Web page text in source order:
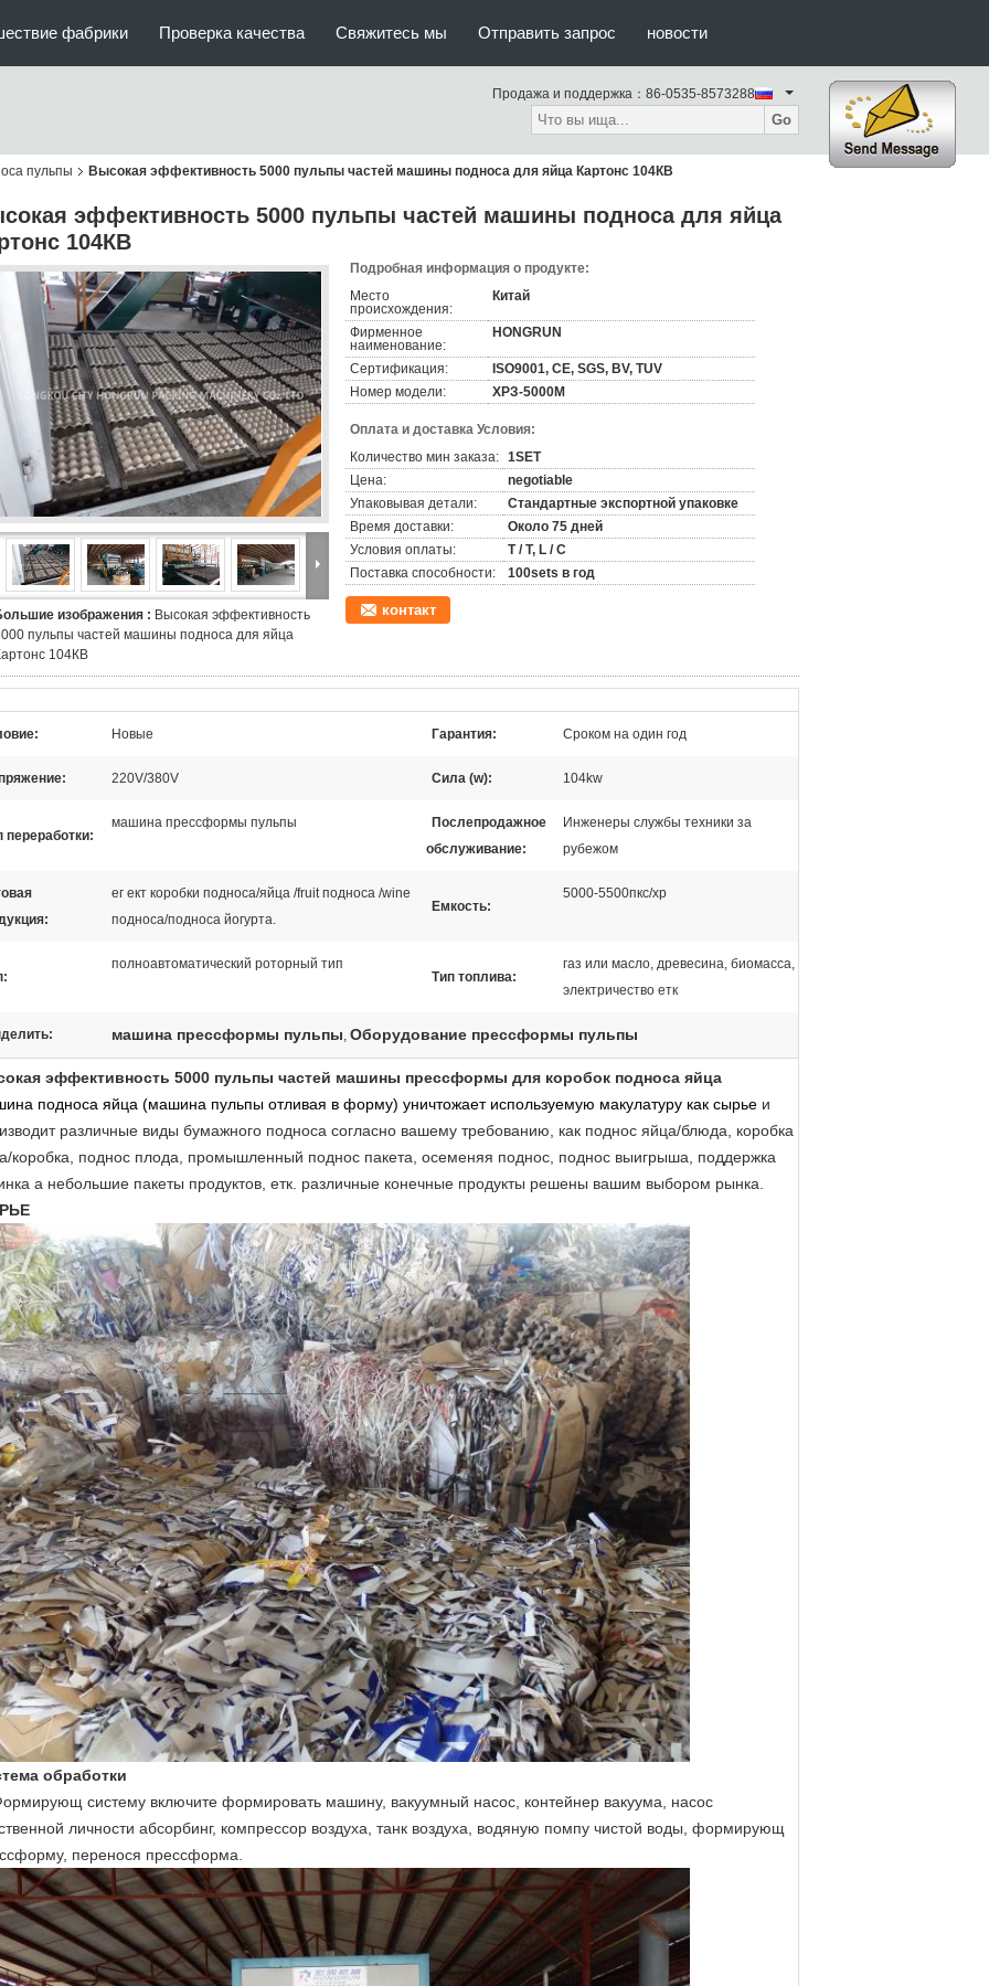
фабрики Проверка качества Свяжитесь мы Отправить запрос новости
Продажа и поддержка： 86-0535-8573288
Go
пульпы Высокая эффективность 5000 пульпы частей машины подноса для яйца Картонс 104КВ
эффективность 5000 пульпы частей машины подноса для яйца
104КВ
изображения : Высокая эффективность
пульпы частей машины подноса для яйца
104КВ
Подробная информация о продукте:
Место
происхождения:
Китай
Фирменное
наименование:
HONGRUN
Сертификация:
ISO9001, CE, SGS, BV, TUV
Номер модели:
ХРЗ-5000М
Оплата и доставка Условия:
Количество мин заказа: 1SET
Цена:
negotiable
Упаковывая детали:
Стандартные экспортной упаковке
Время доставки:
Около 75 дней
Условия оплаты:
T / T, L / C
Поставка способности:
100sets в год
контакт
Новые Гарантия: Сроком на один год
220V/380V Сила (w): 104kw
переработки:
машина прессформы пульпы
Послепродажное
обслуживание:
Инженеры службы техники за
рубежом
ег ект коробки подноса/яйца /fruit подноса /wine
подноса/подноса йогурта.
Емкость:
5000-5500пкс/хр
полноавтоматический роторный тип
Тип топлива:
газ или масло, древесина, биомасса,
электричество етк
машина прессформы пульпы, Оборудование прессформы пульпы
эффективность 5000 пульпы частей машины прессформы для коробок подноса яйца
подноса яйца (машина пульпы отливая в форму) уничтожает используемую макулатуру как сырье и
различные виды бумажного подноса согласно вашему требованию,
как поднос яйца/блюда, коробка
коробка, поднос плода, промышленный поднос пакета, осеменяя поднос, поднос выигрыша, поддержка
а небольшие пакеты продуктов, етк. различные конечные продукты решены вашим выбором рынка.
обработки
систему включите формировать машину, вакуумный насос, контейнер вакуума, насос
личности абсорбинг, компрессор воздуха, танк воздуха, водяную помпу чистой воды, формирующ
перенося прессформа.